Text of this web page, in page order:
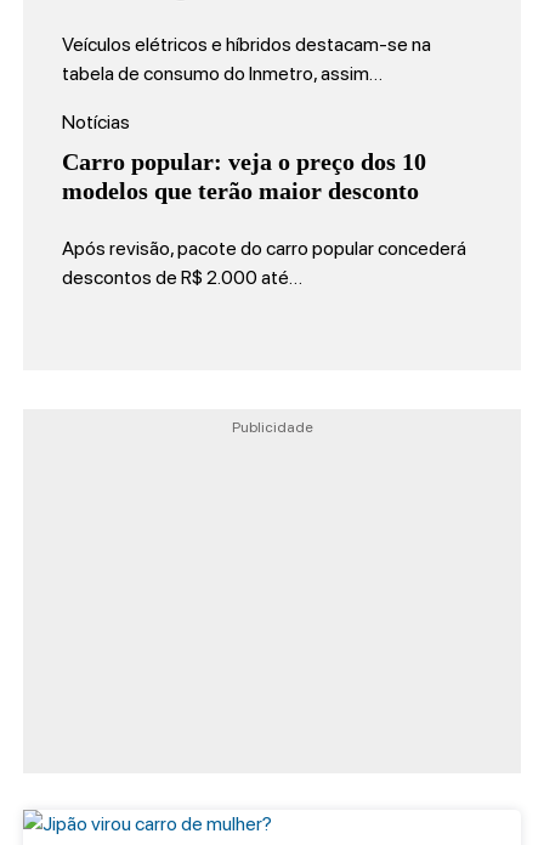
Veículos elétricos e híbridos destacam-se na
tabela de consumo do Inmetro, assim…
Notícias
Carro popular: veja o preço dos 10
modelos que terão maior desconto
Após revisão, pacote do carro popular concederá
descontos de R$ 2.000 até…
Publicidade